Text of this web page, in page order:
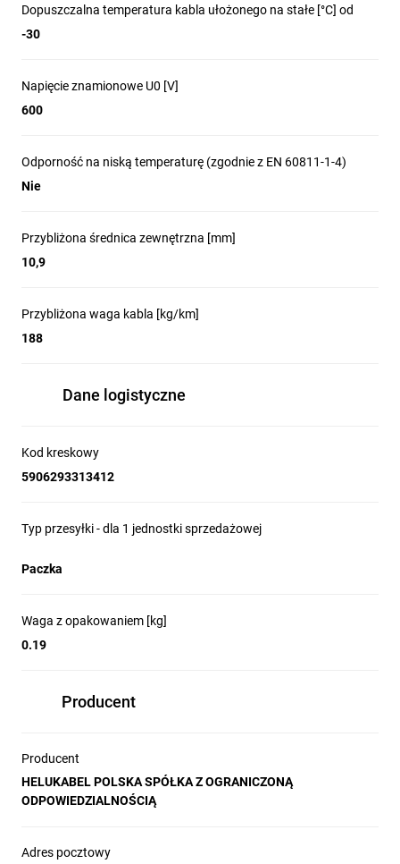
Dopuszczalna temperatura kabla ułożonego na stałe [°C] od
-30
Napięcie znamionowe U0 [V]
600
Odporność na niską temperaturę (zgodnie z EN 60811-1-4)
Nie
Przybliżona średnica zewnętrzna [mm]
10,9
Przybliżona waga kabla [kg/km]
188
Dane logistyczne
Kod kreskowy
5906293313412
Typ przesyłki - dla 1 jednostki sprzedażowej
Paczka
Waga z opakowaniem [kg]
0.19
Producent
Producent
HELUKABEL POLSKA SPÓŁKA Z OGRANICZONĄ
ODPOWIEDZIALNOŚCIĄ
Adres pocztowy